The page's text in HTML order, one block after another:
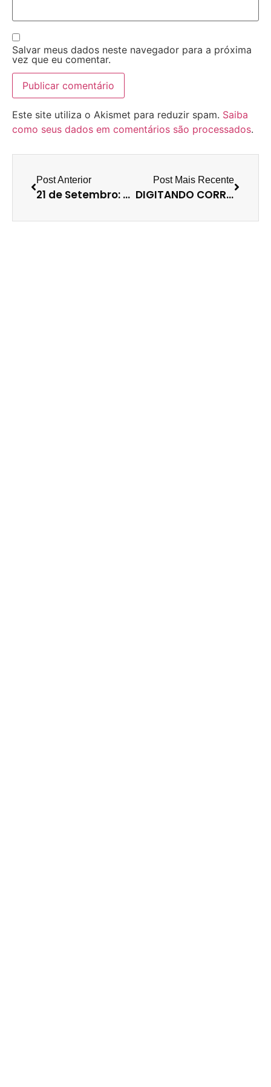
Salvar meus dados neste navegador para a próxima
vez que eu comentar.
Este site utiliza o Akismet para reduzir spam. Saiba
como seus dados em comentários são processados.
Post Anterior
21 de Setembro: Feliz dia da árvore!
Post Mais Recente
DIGITANDO CORRETAMENTE